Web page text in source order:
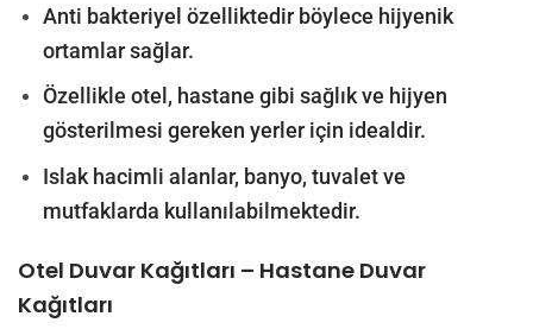
Anti bakteriyel özelliktedir böylece hijyenik
ortamlar sağlar.
Özellikle otel, hastane gibi sağlık ve hijyen
gösterilmesi gereken yerler için idealdir.
Islak hacimli alanlar, banyo, tuvalet ve
mutfaklarda kullanılabilmektedir.
Otel Duvar Kağıtları – Hastane Duvar
Kağıtları